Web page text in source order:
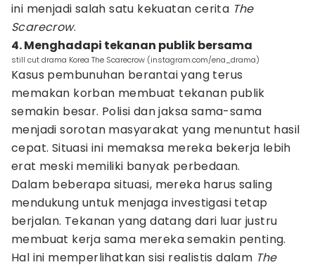
ini menjadi salah satu kekuatan cerita The
Scarecrow.
4. Menghadapi tekanan publik bersama
still cut drama Korea The Scarecrow (instagram.com/ena_drama)
Kasus pembunuhan berantai yang terus
memakan korban membuat tekanan publik
semakin besar. Polisi dan jaksa sama-sama
menjadi sorotan masyarakat yang menuntut hasil
cepat. Situasi ini memaksa mereka bekerja lebih
erat meski memiliki banyak perbedaan.
Dalam beberapa situasi, mereka harus saling
mendukung untuk menjaga investigasi tetap
berjalan. Tekanan yang datang dari luar justru
membuat kerja sama mereka semakin penting.
Hal ini memperlihatkan sisi realistis dalam The